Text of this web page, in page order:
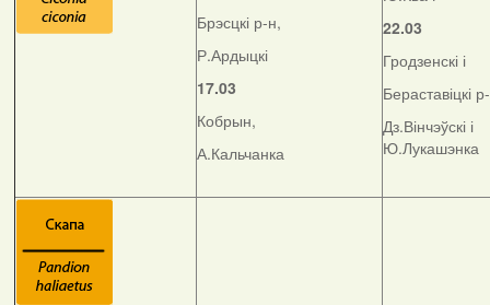
Брэсцкі р-н,
Р.Ардыцкі
17.03
Кобрын,
А.Кальчанка
22.03
Гродзенскі і
Бераставіцкі
Дз.Вінчэўскі і
Ю.Лукашэнка